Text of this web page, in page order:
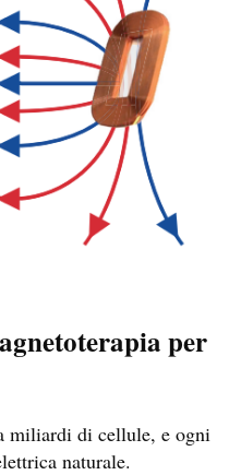
per
miliardi di cellule, e ogni
naturale.